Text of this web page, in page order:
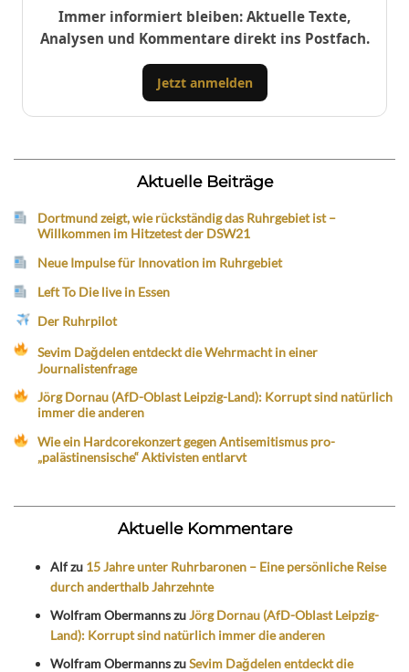
Immer informiert bleiben: Aktuelle Texte,
Analysen und Kommentare direkt ins Postfach.
Jetzt anmelden
Aktuelle Beiträge
Dortmund zeigt, wie rückständig das Ruhrgebiet ist –
Willkommen im Hitzetest der DSW21
Neue Impulse für Innovation im Ruhrgebiet
Left To Die live in Essen
Der Ruhrpilot
Sevim Dağdelen entdeckt die Wehrmacht in einer
Journalistenfrage
Jörg Dornau (AfD-Oblast Leipzig-Land): Korrupt sind natürlich
immer die anderen
Wie ein Hardcorekonzert gegen Antisemitismus pro-
„palästinensische“ Aktivisten entlarvt
Aktuelle Kommentare
Alfzu 15 Jahre unter Ruhrbaronen – Eine persönliche Reise
durch anderthalb Jahrzehnte
Wolfram ObermannszuJörg Dornau (AfD-Oblast Leipzig-
Land): Korrupt sind natürlich immer die anderen
Wolfram ObermannszuSevim Dağdelen entdeckt die